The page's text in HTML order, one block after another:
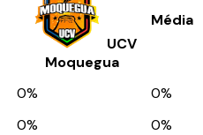
UCV
Moquegua
Média
0% 0%
0% 0%